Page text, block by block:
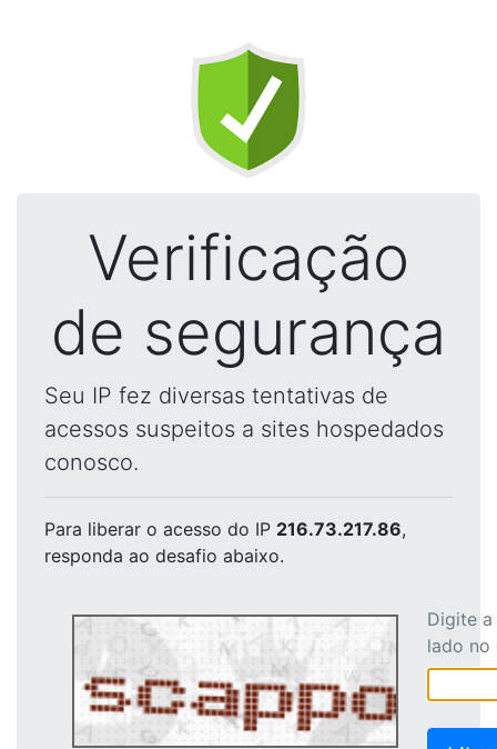
Verificação
de segurança
Seu IP fez diversas tentativas de
acessos suspeitos a sites hospedados
conosco.
Para liberar o acesso do IP 216.73.217.86,
responda ao desafio abaixo.
Digite
lado no